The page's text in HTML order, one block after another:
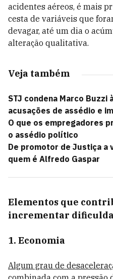
acidentes aéreos, é mais
cesta de variáveis que
devagar, até um dia o
alteração qualitativa.
Veja também
STJ condena Marco Buzzi
acusações de assédio e
O que os empregadores
o assédio político
De promotor de Justiça a
quem é Alfredo Gaspar
Elementos que
incrementar
1. Economia
Algum grau de